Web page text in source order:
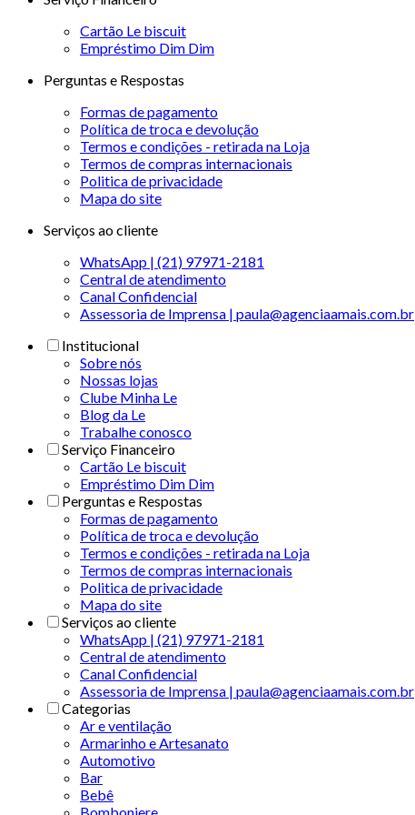
Cartão Le biscuit
Empréstimo Dim Dim
Perguntas e Respostas
Formas de pagamento
Política de troca e devolução
Termos e condições - retirada na Loja
Termos de compras internacionais
Politica de privacidade
Mapa do site
Serviços ao cliente
WhatsApp | (21) 97971-2181
Central de atendimento
Canal Confidencial
Assessoria de Imprensa | paula@agenciaamais.com.br
Institucional
Sobre nós
Nossas lojas
Clube Minha Le
Blog da Le
Trabalhe conosco
Serviço Financeiro
Cartão Le biscuit
Empréstimo Dim Dim
Perguntas e Respostas
Formas de pagamento
Política de troca e devolução
Termos e condições - retirada na Loja
Termos de compras internacionais
Politica de privacidade
Mapa do site
Serviços ao cliente
WhatsApp | (21) 97971-2181
Central de atendimento
Canal Confidencial
Assessoria de Imprensa | paula@agenciaamais.com.br
Categorias
Ar e ventilação
Armarinho e Artesanato
Automotivo
Bar
Bebê